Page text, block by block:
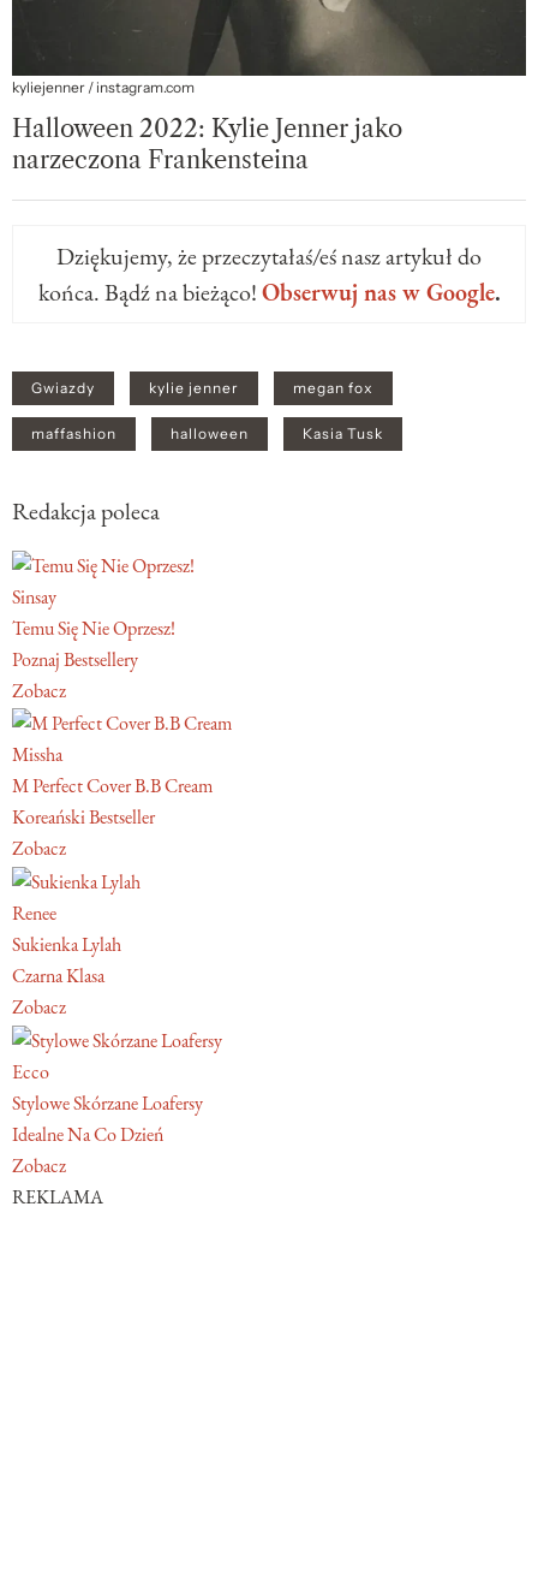
kyliejenner / instagram.com
Halloween 2022: Kylie Jenner jako
narzeczona Frankensteina
Dziękujemy, że przeczytałaś/eś nasz artykuł do
końca. Bądź na bieżąco!Obserwuj nas w Google.
Gwiazdy kylie jenner megan fox
maffashion halloween Kasia Tusk
Redakcja poleca
Sinsay
Temu Się Nie Oprzesz!
Poznaj Bestsellery
Zobacz
Missha
M Perfect Cover B.B Cream
Koreański Bestseller
Zobacz
Renee
Sukienka Lylah
Czarna Klasa
Zobacz
Ecco
Stylowe Skórzane Loafersy
Idealne Na Co Dzień
Zobacz
REKLAMA